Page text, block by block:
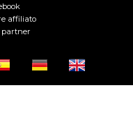
affiliato
partner